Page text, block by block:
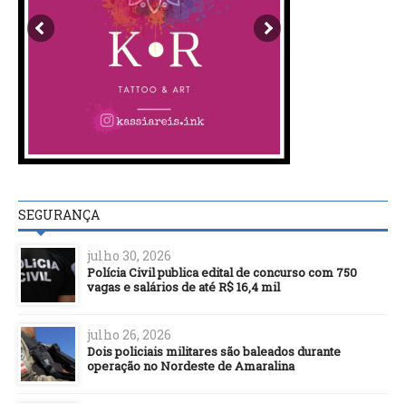
SEGURANÇA
julho 30, 2026
Polícia Civil publica edital de concurso com 750
vagas e salários de até R$ 16,4 mil
julho 26, 2026
Dois policiais militares são baleados durante
operação no Nordeste de Amaralina